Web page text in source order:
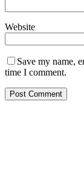
Website
Save my name,
time I comment.